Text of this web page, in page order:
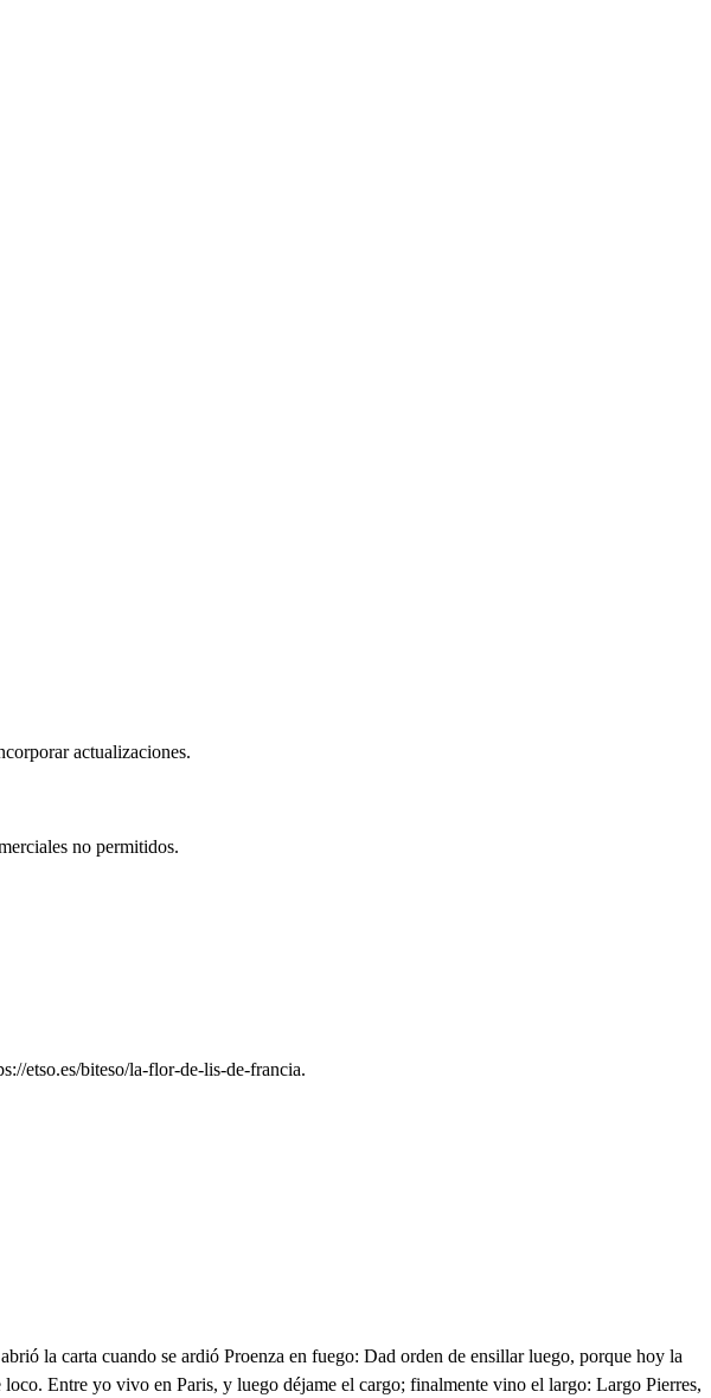
actualizaciones.
no permitidos.
etso.es/biteso/la-flor-de-lis-de-francia.
alguno a Paris volviere, le den docientos azotes. Cómo? . Ten, no te alborotes. Y el que de nuevo vinieres Que en el punto que llegare le den ducientos ducados para irse de tus estados, con que si a ellos tornare, pase por la misma pena por donde el primero pasa. Pues día que un Rey se casa se guarda ley? . Sí, si es buena. Hola; ejecútese luego la ley. . Severo juez. Aún bien que es la primer vez esta que a la Corte llego. Quisiera yo, mas a diós, que aquí estáis vos obligado, donde me tenéis firmado que emos de trocar los dos. Si firmé que trocaría, fue solo en dineros crudos, trocar escudos a escudos. Oh qué linda tropelía. Hijo no tengamos cuentos, aquí prometéis trocar si el Rey me llegase a dar, y en lo que dice docientos, No dice que, ni que no, docientos doy que me dieron, si azotes a caso fueron, que queréis que os haya yo? Ese fue engaño? . Fue ardid De el Rey la sentencia, . Dela. Ella ha sido en fin cautela, las dos dádivas partid. Porque entre los dos se acabe tan reñida diferencia, digo que doy por sentencia que ambos partáis lo que os cabe. Dalde cien azotes vos, y el deos avos cien escudos: parece que quedáis mudos, estáis contentos los dos? En fin tiene cada uno de los dos ya cien ducados. Y cien azotes: . Contados, que no os ha de faltar uno. Pues yo los dineros suelto, atrueco que no me den, los azotes. . Yo también en lo mismo estoy resuelto. Pues no os azoten a vos, ni tú los dineros cobres, sino repártanse a pobres, y destierren a los dos. Que mi intento siempre fue no albergar gente perdida; amigos mudad de vida. Desde hoy soy correo de apie. Una máscara, que ahora dentro en Palacio se apea, quiere entrar donde la vea tu Majestad: . En buen hora, Porque la Reina se alegre me huelgo; viene bizarra? A todas gana la barra, tanto es costosa y alegre. Perdidos somos, erró. Erraste, y los pres no mueves? Traición, mueran los aleves. Huje Hugón . No sé huir yo. Y cuando huir supiera lo dejara aquí de hacer, porque pague, el que a perder se llega de esta manera. Esta mano sea maldita, pólvora, pistola, y fuego. y yo, pues por llegar ciego esta dicha se me quita. Quitalde luego ese acero. Quiten, y presto señora. que podrá tomor ahora el fuego que erró primero. Porque el fuego que faltó antes en el pedernal, ya en los ojos, por su mal le sobra a el que el golpe erró. Dame el pistolete? . Toma, y en cambio de estar tan ciego, tráeme aquí un monte de fuego, haré lo que Mució en Roma. O dame muerte, que dada moriré contento: . Hidalgo, quién sois? . Quién pudo ser algo no a un punto, y ahora es nada. Un soldado de Arzacidas A soy, que prometí matarte, y me atreviera a quitarte no una, si no mil vidas. Porque en cambio de tu muerte prometió igualarme a sí, ya en fin el ser Rey perdí, porque perdí aquesta suerte. Mira si en razón me sundo en decir que muerte quiero, pues me quedo un bandolero, y fuera hoy un Rey del mundo. Amigo, tu eroico hecho, aunque hacerme daño quiso, me ha dado un discreto aviso de gran valor y provecho. El Reino Frances no usa ponerle guarda a su Rey, y ahora veo que es ley que en un Reino no se excusa. Y así desde hoy doy por ley que guarden la Real persona: fuera de esto, a ti te abona la hazaña que emprediste hoy. Porque aquel que por ser más al hecho que tú se ofrece, mas que los demás merece, pues es más que los demás. Vete, que tanto te estimo, que nadie quiero te impida, que tengo en mucho la vida que tuvo en mucho mi primo, Libre te puedes volver, aunque es lástima que goce de ti, aquel que no conoce lo que en ti hay que conocer. Que si el, cual príncipe experto, supiera estimarte a ti, nunca te arrojara así do el morir era tan cierto. Pues a quien tan bien conoce eso poco que merezco, desde hoy esta vida ofrezco, solo el de mi valor goce. Si antes seguí una injusticia, ya Rey la justicia sigo. Yo te admito por amigo, y amparo de mi justicia. Ya las mesas están puestas, Vámonos pues a sentar. Tengo yo que celebrar antes que esas otras fiestas. De lo que ahora os dijere, os suplico, amada esposa, no os pele: . No haré, de cosa que a vos, señor, gusto os diere. Todos los Sabados suelo, señora, labar los pies a doce pobres, después que me coronó este suelo. Comemos ellos, y yo juntos, que no es contraley que a pobres dé mesa un